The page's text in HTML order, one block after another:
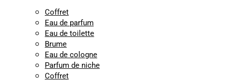
Coffret
Eau de parfum
Eau de toilette
Brume
Eau de cologne
Parfum de niche
Coffret